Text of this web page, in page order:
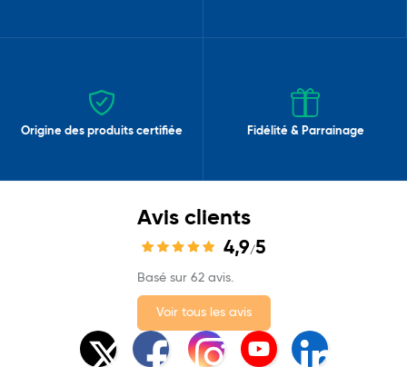
Origine des produits certifiée Fidélité & Parrainage
Avis clients
4,9/5
Basé sur 62 avis.
Voir tous les avis